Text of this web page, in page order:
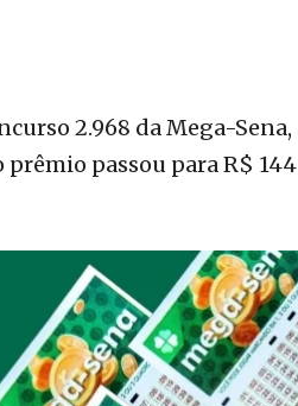
2.968 da Mega-Sena,
passou para R$ 144